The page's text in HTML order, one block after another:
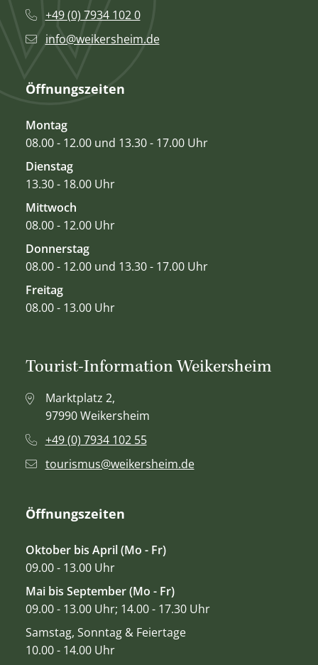
+49 (0) 7934 102 0
info@weikersheim.de
Öffnungszeiten
Montag
08.00 - 12.00 und 13.30 - 17.00 Uhr
Dienstag
13.30 - 18.00 Uhr
Mittwoch
08.00 - 12.00 Uhr
Donnerstag
08.00 - 12.00 und 13.30 - 17.00 Uhr
Freitag
08.00 - 13.00 Uhr
Tourist-Information Weikersheim
Marktplatz 2,
97990 Weikersheim
+49 (0) 7934 102 55
tourismus@weikersheim.de
Öffnungszeiten
Oktober bis April (Mo - Fr)
09.00 - 13.00 Uhr
Mai bis September (Mo - Fr)
09.00 - 13.00 Uhr; 14.00 - 17.30 Uhr
Samstag, Sonntag & Feiertage
10.00 - 14.00 Uhr